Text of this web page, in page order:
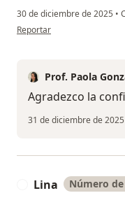
30 de diciembre de 2025 •
en opinión del usuario
Reportar
Prof. Paola
Agradezco la
31 de diciembre de 2025
Lina Número